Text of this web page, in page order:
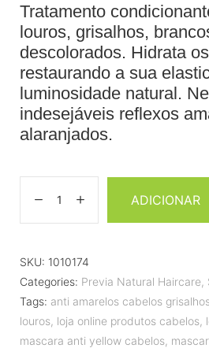
Tratamento
louros, grisalhos,
descolorados. Hidrata
restaurando a sua
luminosidade natural.
indesejáveis reflexos
alaranjados.
ADICIONAR
SKU: 1010174
Categories: Previa Natural Haircare,
Tags: anti amarelos cabelos
louros, loja online produtos cabelos,
mascara anti yellow cabelos,